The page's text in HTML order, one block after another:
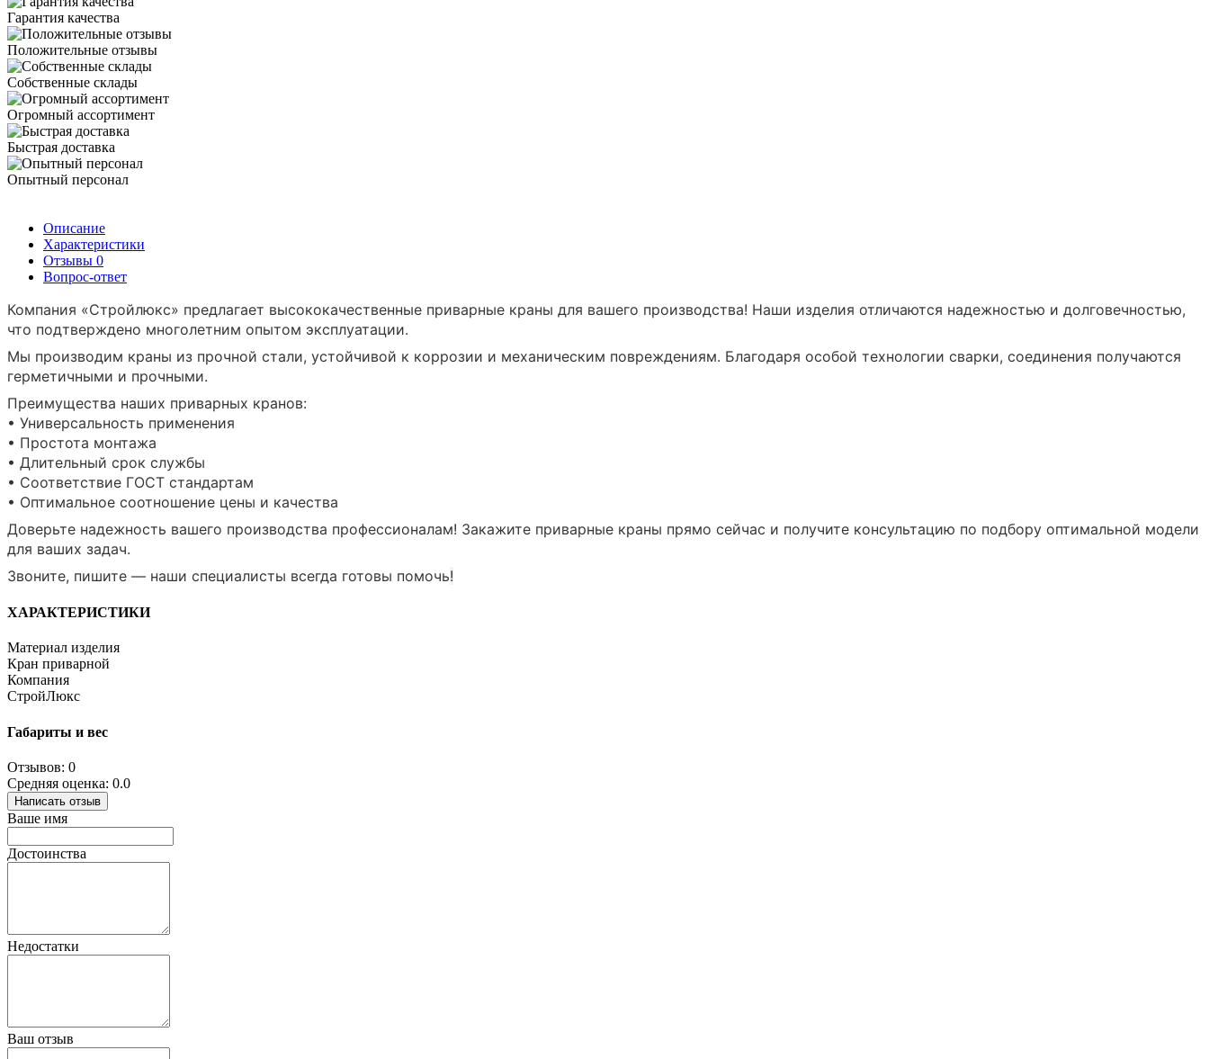
Гарантия качества
Положительные отзывы
Собственные склады
Огромный ассортимент
Быстрая доставка
Опытный персонал
Описание
Характеристики
Отзывы 0
Вопрос-ответ
Компания «Стройлюкс» предлагает высококачественные приварные краны для вашего производства! Наши изделия отличаются надежностью и долговечностью,
что подтверждено многолетним опытом эксплуатации.
Мы производим краны из прочной стали, устойчивой к коррозии и механическим повреждениям. Благодаря особой технологии сварки, соединения получаются
герметичными и прочными.
Преимущества наших приварных кранов:
• Универсальность применения
• Простота монтажа
• Длительный срок службы
• Соответствие ГОСТ стандартам
• Оптимальное соотношение цены и качества
Доверьте надежность вашего производства профессионалам! Закажите приварные краны прямо сейчас и получите консультацию по подбору оптимальной модели
для ваших задач.
Звоните, пишите — наши специалисты всегда готовы помочь!
ХАРАКТЕРИСТИКИ
Материал изделия
Кран приварной
Компания
СтройЛюкс
Габариты и вес
Отзывов: 0
Средняя оценка: 0.0
Написать отзыв
Ваше имя
Достоинства
Недостатки
Ваш отзыв